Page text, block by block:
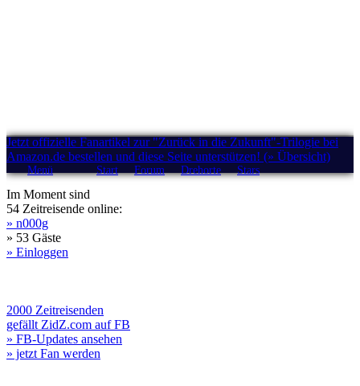
Jetzt offizielle Fanartikel zur "Zurück in die Zukunft"-Trilogie bei
Amazon.de bestellen und diese Seite unterstützen! (» Übersicht)
Menü Start Forum Drehorte Stars
Im Moment sind
54 Zeitreisende online:
» n000g
» 53 Gäste
» Einloggen
2000 Zeitreisenden
gefällt ZidZ.com auf FB
» FB-Updates ansehen
» jetzt Fan werden